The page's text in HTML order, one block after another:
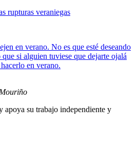
rupturas veraniegas
en verano. No es que esté deseando
si alguien tuviese que dejarte ojalá
en verano.
apoya su trabajo independiente y